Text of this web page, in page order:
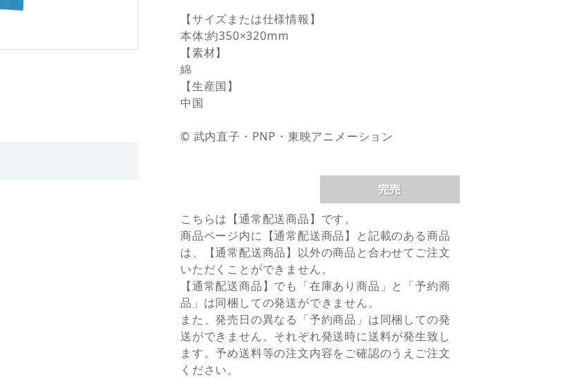
【サイズまたは仕様情報】
本体:約350×320mm
【素材】
綿
【生産国】
中国
© 武内直子・PNP・東映アニメーション
こちらは【通常配送商品】です。
商品ページ内に【通常配送商品】と記載のある商品
は、【通常配送商品】以外の商品と合わせてご注文
いただくことができません。
【通常配送商品】でも「在庫あり商品」と「予約商
品」は同梱しての発送ができません。
また、発売日の異なる「予約商品」は同梱しての発
送ができません。それぞれ発送時に送料が発生致し
ます。予め送料等の注文内容をご確認のうえご注文
ください。